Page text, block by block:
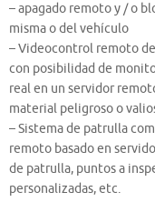
– apagado remoto y / o
misma o del vehículo
– Videocontrol remoto
con posibilidad de
real en un servidor
material peligroso o
– Sistema de patrulla
remoto basado en
de patrulla, puntos a
personalizadas, etc.